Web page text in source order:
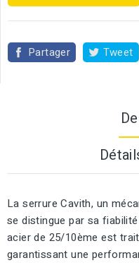
Partager Tweet
La serrure Cavith, un
se distingue par sa
acier de 25/10ème est
garantissant une